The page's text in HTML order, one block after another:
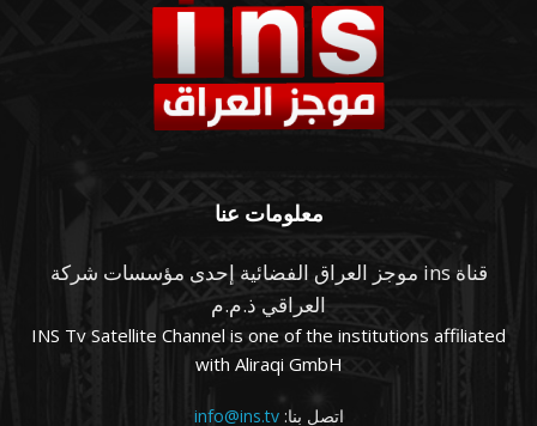
معلومات عنا
قناة ins موجز العراق الفضائية إحدى مؤسسات شركة
العراقي ذ.م.م
INS Tv Satellite Channel is one of the institutions affiliated
with Aliraqi GmbH
اتصل بنا:info@ins.tv